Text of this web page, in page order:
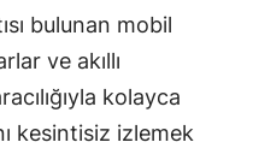
bulunan mobil
ve akıllı
kolayca
kesintisiz izlemek